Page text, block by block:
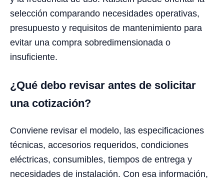
selección comparando necesidades operativas,
presupuesto y requisitos de mantenimiento para
evitar una compra sobredimensionada o
insuficiente.
¿Qué debo revisar antes de solicitar
una cotización?
Conviene revisar el modelo, las especificaciones
técnicas, accesorios requeridos, condiciones
eléctricas, consumibles, tiempos de entrega y
necesidades de instalación. Con esa información,